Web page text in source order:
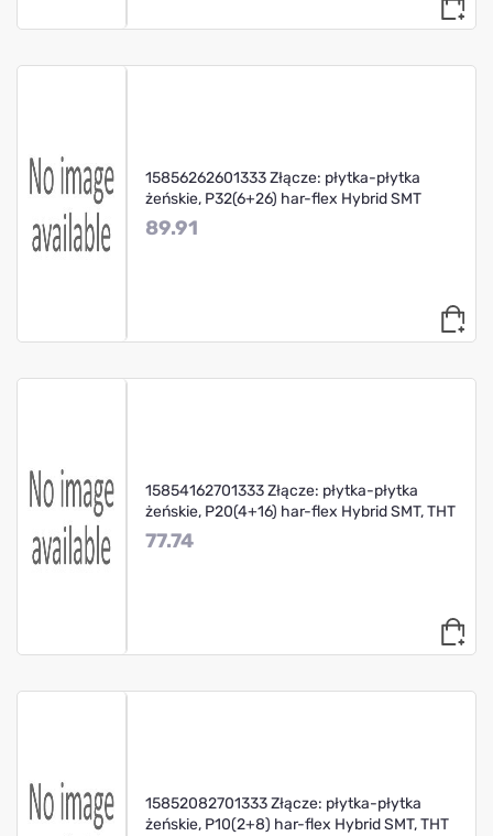
15856262601333 Złącze: płytka-płytka
żeńskie, P32(6+26) har-flex Hybrid SMT
89.91
15854162701333 Złącze: płytka-płytka
żeńskie, P20(4+16) har-flex Hybrid SMT, THT
77.74
15852082701333 Złącze: płytka-płytka
żeńskie, P10(2+8) har-flex Hybrid SMT, THT